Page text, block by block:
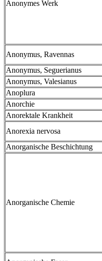
Anonymes Werk
Anonymus, Ravennas
Anonymus, Seguerianus
Anonymus, Valesianus
Anoplura
Anorchie
Anorektale Krankheit
Anorexia nervosa
Anorganische Beschichtung
Anorganische Chemie